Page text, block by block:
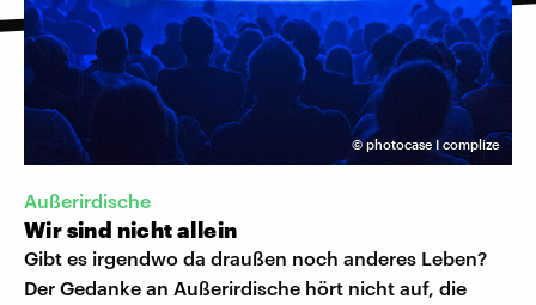
©photocase I complize
Außerirdische
Wir sind nicht allein
Gibt es irgendwo da draußen noch anderes Leben?
Der Gedanke an Außerirdische hört nicht auf, die